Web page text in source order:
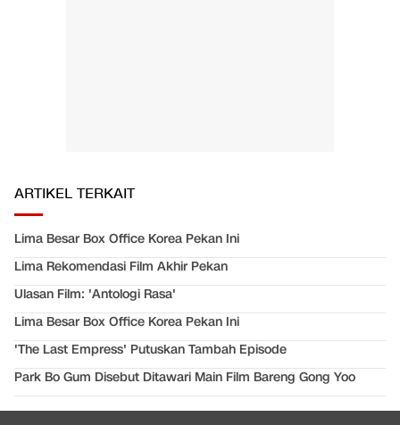
ARTIKEL TERKAIT
Lima Besar Box Office Korea Pekan Ini
Lima Rekomendasi Film Akhir Pekan
Ulasan Film: 'Antologi Rasa'
Lima Besar Box Office Korea Pekan Ini
'The Last Empress' Putuskan Tambah Episode
Park Bo Gum Disebut Ditawari Main Film Bareng Gong Yoo